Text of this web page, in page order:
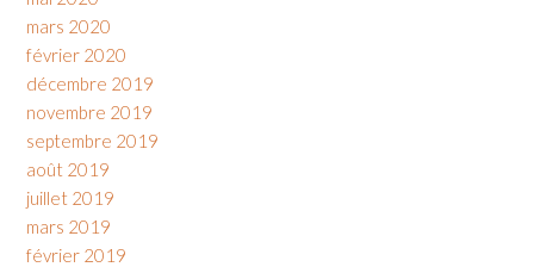
mars 2020
février 2020
décembre 2019
novembre 2019
septembre 2019
août 2019
juillet 2019
mars 2019
février 2019